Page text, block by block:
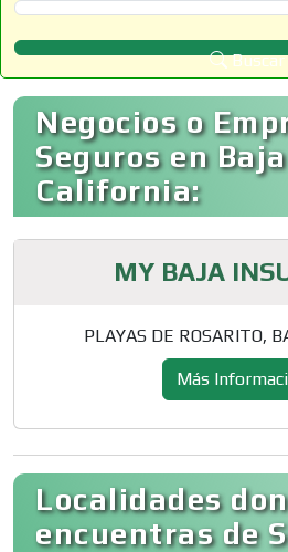
Selecciona un Municipio
Buscar
Negocios o
Seguros en Baja
California:
MY BAJA
PLAYAS DE ROSARITO,
Más
Localidades
encuentras de